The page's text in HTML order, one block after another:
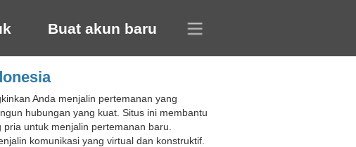
Buat akun baru
Anda menjalin pertemanan yang
hubungan yang kuat. Situs ini membantu
untuk menjalin pertemanan baru.
komunikasi yang virtual dan konstruktif.